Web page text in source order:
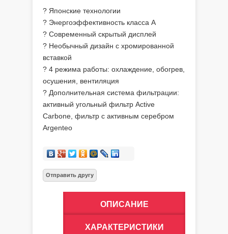
? Японские технологии
? Энергоэффективность класса А
? Современный скрытый дисплей
? Необычный дизайн с хромированной
вставкой
? 4 режима работы: охлаждение, обогрев,
осушения, вентиляция
? Дополнительная система фильтрации:
активный угольный фильтр Active
Carbone, фильтр с активным серебром
Argenteo
ОПИСАНИЕ
ХАРАКТЕРИСТИКИ